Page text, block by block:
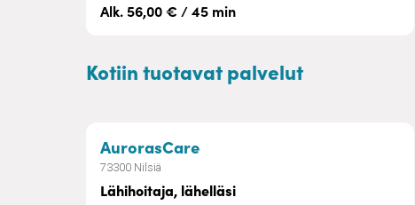
Alk. 56,00 € / 45 min
Kotiin tuotavat palvelut
AurorasCare– Lähihoitaja, lähelläsi
73300 Nilsiä
Lähihoitaja, lähelläsi